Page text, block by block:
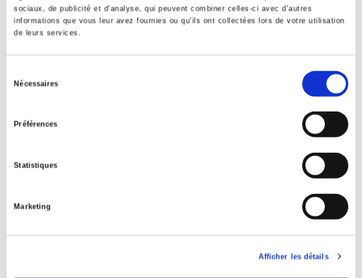
sociaux, de publicité et d'analyse, qui peuvent combiner celles-ci avec d'autres
informations que vous leur avez fournies ou qu'ils ont collectées lors de votre utilisation
de leurs services.
Nécessaires
Préférences
Statistiques
Marketing
Afficher les détails
Author
>Geopolitics>Gouvernance mondiale